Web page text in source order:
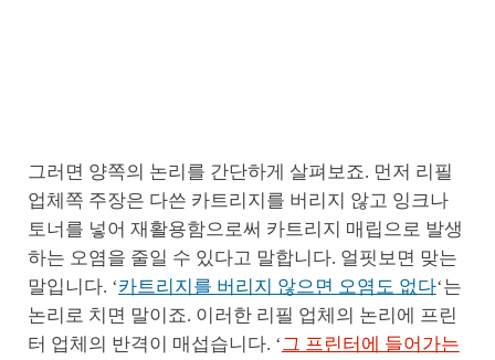
그러면 양쪽의 논리를 간단하게 살펴보죠. 먼저 리필
업체쪽 주장은 다쓴 카트리지를 버리지 않고 잉크나
토너를 넣어 재활용함으로써 카트리지 매립으로 발생
하는 오염을 줄일 수 있다고 말합니다. 얼핏보면 맞는
말입니다. ‘카트리지를 버리지 않으면 오염도 없다‘는
논리로 치면 말이죠. 이러한 리필 업체의 논리에 프린
터 업체의 반격이 매섭습니다. ‘그 프린터에 들어가는